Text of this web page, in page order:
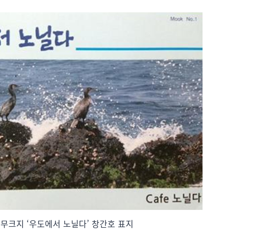
무크지 ‘우도에서 노닐다’ 창간호 표지